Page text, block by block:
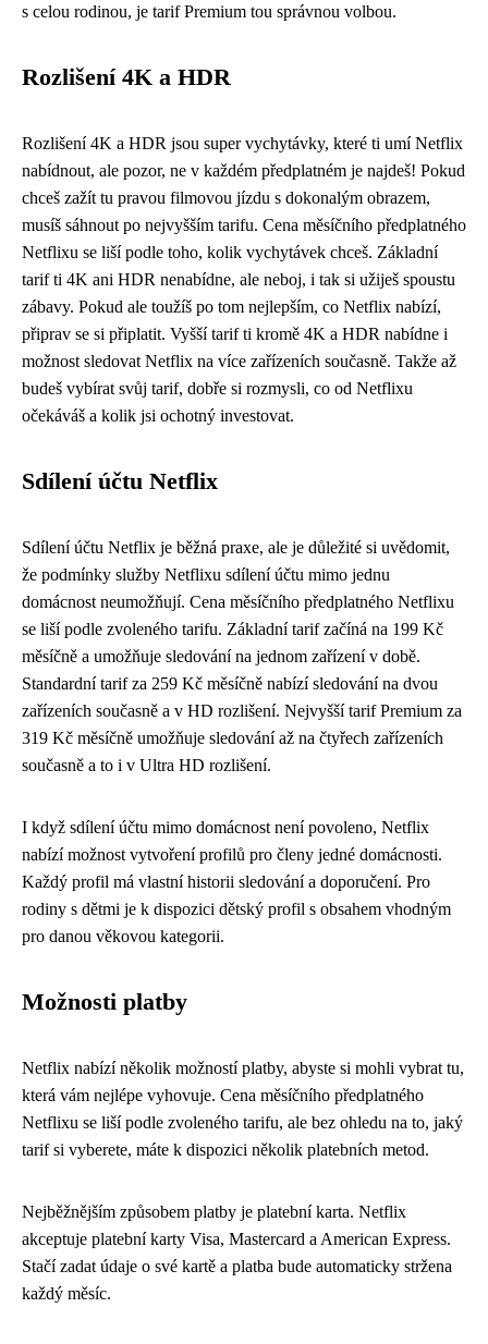
s celou rodinou, je tarif Premium tou správnou volbou.
Rozlišení 4K a HDR
Rozlišení 4K a HDR jsou super vychytávky, které ti umí Netflix
nabídnout, ale pozor, ne v každém předplatném je najdeš! Pokud
chceš zažít tu pravou filmovou jízdu s dokonalým obrazem,
musíš sáhnout po nejvyšším tarifu. Cena měsíčního předplatného
Netflixu se liší podle toho, kolik vychytávek chceš. Základní
tarif ti 4K ani HDR nenabídne, ale neboj, i tak si užiješ spoustu
zábavy. Pokud ale toužíš po tom nejlepším, co Netflix nabízí,
připrav se si připlatit. Vyšší tarif ti kromě 4K a HDR nabídne i
možnost sledovat Netflix na více zařízeních současně. Takže až
budeš vybírat svůj tarif, dobře si rozmysli, co od Netflixu
očekáváš a kolik jsi ochotný investovat.
Sdílení účtu Netflix
Sdílení účtu Netflix je běžná praxe, ale je důležité si uvědomit,
že podmínky služby Netflixu sdílení účtu mimo jednu
domácnost neumožňují. Cena měsíčního předplatného Netflixu
se liší podle zvoleného tarifu. Základní tarif začíná na 199 Kč
měsíčně a umožňuje sledování na jednom zařízení v době.
Standardní tarif za 259 Kč měsíčně nabízí sledování na dvou
zařízeních současně a v HD rozlišení. Nejvyšší tarif Premium za
319 Kč měsíčně umožňuje sledování až na čtyřech zařízeních
současně a to i v Ultra HD rozlišení.
I když sdílení účtu mimo domácnost není povoleno, Netflix
nabízí možnost vytvoření profilů pro členy jedné domácnosti.
Každý profil má vlastní historii sledování a doporučení. Pro
rodiny s dětmi je k dispozici dětský profil s obsahem vhodným
pro danou věkovou kategorii.
Možnosti platby
Netflix nabízí několik možností platby, abyste si mohli vybrat tu,
která vám nejlépe vyhovuje. Cena měsíčního předplatného
Netflixu se liší podle zvoleného tarifu, ale bez ohledu na to, jaký
tarif si vyberete, máte k dispozici několik platebních metod.
Nejběžnějším způsobem platby je platební karta. Netflix
akceptuje platební karty Visa, Mastercard a American Express.
Stačí zadat údaje o své kartě a platba bude automaticky stržena
každý měsíc.